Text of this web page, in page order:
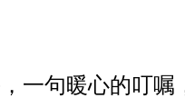
句暖心的叮嘱